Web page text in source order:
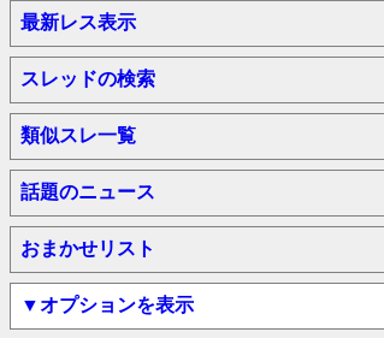
最新レス表示
スレッドの検索
類似スレ一覧
話題のニュース
おまかせリスト
▼オプションを表示